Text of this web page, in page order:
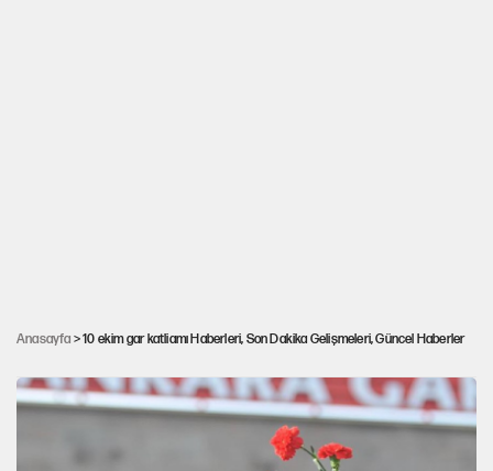
Anasayfa > 10 ekim gar katliamı Haberleri, Son Dakika Gelişmeleri, Güncel Haberler
cezası